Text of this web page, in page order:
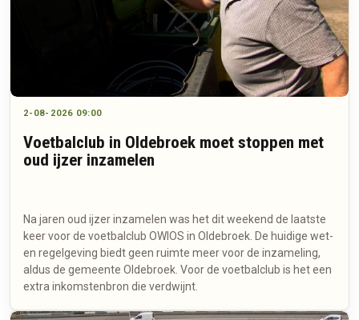
2-08-2026 09:00
Voetbalclub in Oldebroek moet stoppen met
oud ijzer inzamelen
Na jaren oud ijzer inzamelen was het dit weekend de laatste
keer voor de voetbalclub OWIOS in Oldebroek. De huidige wet-
en regelgeving biedt geen ruimte meer voor de inzameling,
aldus de gemeente Oldebroek. Voor de voetbalclub is het een
extra inkomstenbron die verdwijnt.